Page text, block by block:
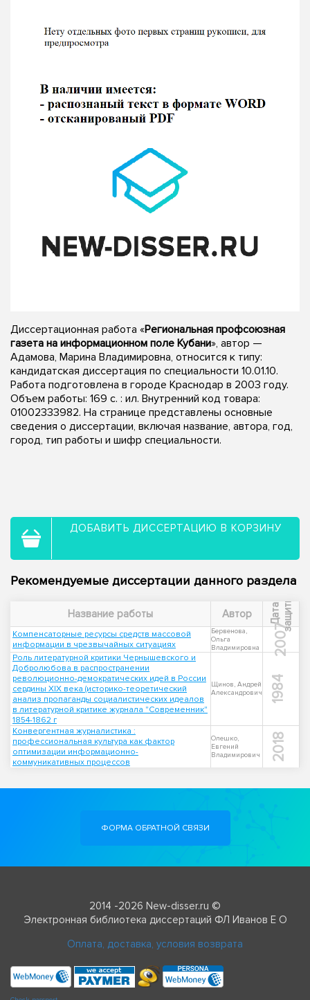
Диссертационная работа «Региональная профсоюзная
газета на информационном поле Кубани», автор —
Адамова, Марина Владимировна, относится к типу:
кандидатская диссертация по специальности 10.01.10.
Работа подготовлена в городе Краснодар в 2003 году.
Объем работы: 169 с. : ил. Внутренний код товара:
01002333982. На странице представлены основные
сведения о диссертации, включая название, автора, год,
город, тип работы и шифр специальности.
ДОБАВИТЬ ДИССЕРТАЦИЮ В КОРЗИНУ
Рекомендуемые диссертации данного раздела
Название работы Автор Д
а
т
а
з
а
щ
и
т ы
Компенсаторные ресурсы средств массовой
информации в чрезвычайных ситуациях
Бервенова,
Ольга
Владимировна
2007
Роль литературной критики Чернышевского и
Добролюбова в распространении
революционно-демократических идей в России
сердины XIX века (историко-теоретический
анализ пропаганды социалистических идеалов
в литературной критике журнала "Современник"
1854-1862 г
Щинов, Андрей
Александрович
1984
Конвергентная журналистика :
профессиональная культура как фактор
оптимизации информационно-
коммуникативных процессов
Олешко,
Евгений
Владимирович
2018
ФОРМА ОБРАТНОЙ СВЯЗИ
2014 -2026 New-disser.ru ©
Электронная библиотека диссертаций ФЛ Иванов Е О
Оплата, доставка, условия возврата